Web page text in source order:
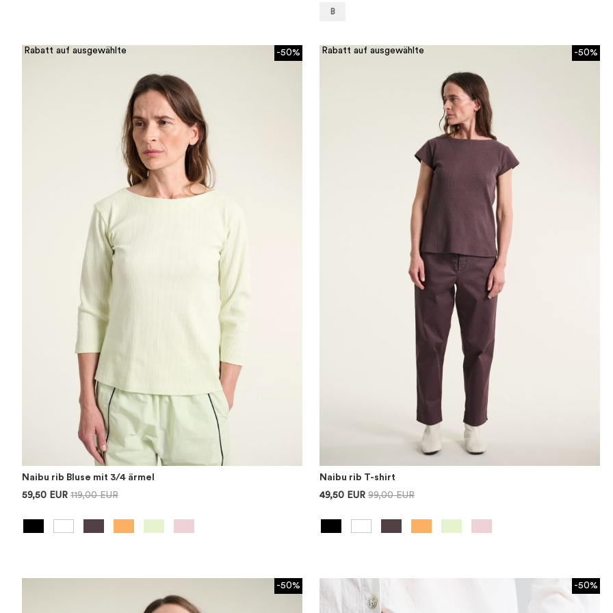
B
Rabatt auf ausgewählte -50%
Naibu rib Bluse mit 3/4 ärmel
59,50 EUR 119,00 EUR
Rabatt auf ausgewählte -50%
Naibu rib T-shirt
49,50 EUR 99,00 EUR
-50% -50%